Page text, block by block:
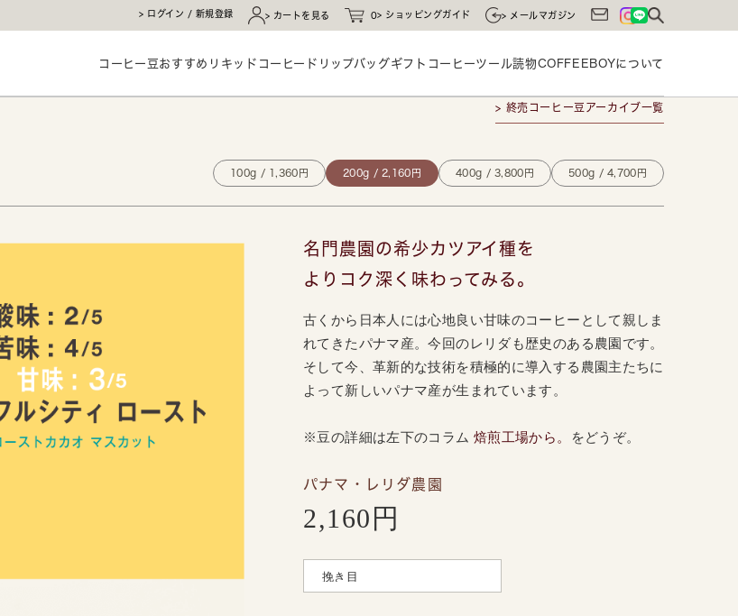
ログイン / 新規登録 カートを見る 0 ショッピングガイド メールマガジン
コーヒー豆おすすめ リキッドコーヒー ドリップバッグギフト コーヒーツール読物COFFEEBOYに ついて
> 終売コーヒー豆アーカイブ一覧
100g / 1,360円 200g / 2,160円 400g / 3,800円 500g / 4,700円
名門農園の希少カツアイ種を
よりコク深く味わってみる。
古くから日本人には心地良い甘味のコーヒーとして親しま
れてきたパナマ産。今回のレリダも歴史のある農園です。
そして今、革新的な技術を積極的に導入する農園主たちに
よって新しいパナマ産が生まれています。
※豆の詳細は左下のコラム 焙煎工場から。 をどうぞ。
パナマ・レリダ農園
2,160円